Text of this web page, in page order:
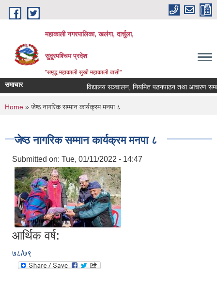
Skip to main content
महाकाली नगरपालिका, खलंगा, दार्चुला,
सुदूरपश्चिम प्रदेश
"समृद्ध महाकाली सुखी महाकाली बासी"
समाचार विद्यालय सञ्चालन, नियमित पठनपाठन तथा आचरण
You are here
Home » जेष्ठ नागरिक सम्मान कार्यक्रम मनपा ८
जेष्ठ नागरिक सम्मान कार्यक्रम मनपा ८
Submitted on: Tue, 01/11/2022 - 14:47
आर्थिक वर्ष:
७८/७९